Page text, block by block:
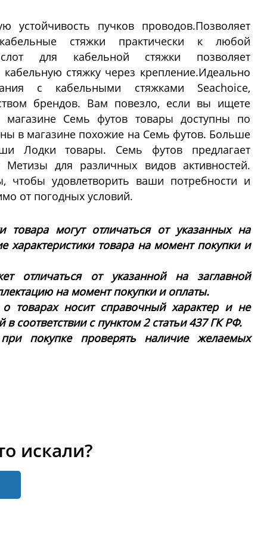
устойчивость пучков проводов.Позволяет
стяжки практически к любой
слот для кабельной стяжки позволяет
кабельную стяжку через крепление.Идеально
с кабельными стяжками Seachoice,
брендов. Вам повезло, если вы ищете
Семь футов товары доступны по
в магазине похожие на Семь футов. Больше
Лодки товары. Семь футов предлагает
Метизы для различных видов активностей.
чтобы удовлетворить ваши потребности и
от погодных условий.
товара могут отличаться от указанных на
характеристики товара на момент покупки и
отличаться от указанной на заглавной
на момент покупки и оплаты.
товарах носит справочный характер и не
соответствии с пунктом 2 статьи 437 ГК РФ.
покупке проверять наличие желаемых
искали?